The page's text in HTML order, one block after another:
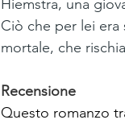
Hiemstra, una
Ciò che per lei
mortale, che
Recensione
Questo romanzo